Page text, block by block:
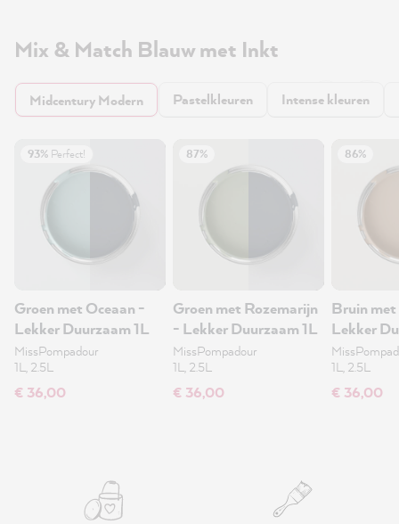
Mix & Match Blauw met Inkt
Midcentury Modern Pastelkleuren Intense kleuren
93% Perfect!
Groen met Oceaan -
Lekker Duurzaam 1L
MissPompadour
1L, 2.5L
€ 36,00
87%
Groen met Rozemarijn
- Lekker Duurzaam 1L
MissPompadour
1L, 2.5L
€ 36,00
86%
Bruin
Lekker
1L, 2.5L
€ 36,00